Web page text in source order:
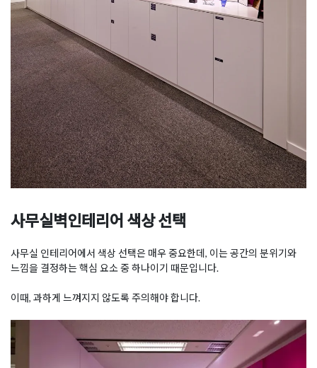
사무실벽인테리어 색상 선택
사무실 인테리어에서 색상 선택은 매우 중요한데, 이는 공간의 분위기와
느낌을 결정하는 핵심 요소 중 하나이기 때문입니다.
이때, 과하게 느껴지지 않도록 주의해야 합니다.